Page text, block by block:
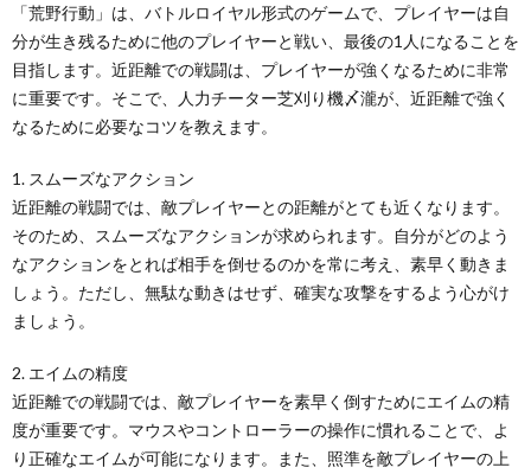
「荒野行動」は、バトルロイヤル形式のゲームで、プレイヤーは自
分が生き残るために他のプレイヤーと戦い、最後の1人になることを
目指します。近距離での戦闘は、プレイヤーが強くなるために非常
に重要です。そこで、人力チーター芝刈り機〆瀧が、近距離で強く
なるために必要なコツを教えます。
1. スムーズなアクション
近距離の戦闘では、敵プレイヤーとの距離がとても近くなります。
そのため、スムーズなアクションが求められます。自分がどのよう
なアクションをとれば相手を倒せるのかを常に考え、素早く動きま
しょう。ただし、無駄な動きはせず、確実な攻撃をするよう心がけ
ましょう。
2. エイムの精度
近距離での戦闘では、敵プレイヤーを素早く倒すためにエイムの精
度が重要です。マウスやコントローラーの操作に慣れることで、よ
り正確なエイムが可能になります。また、照準を敵プレイヤーの上